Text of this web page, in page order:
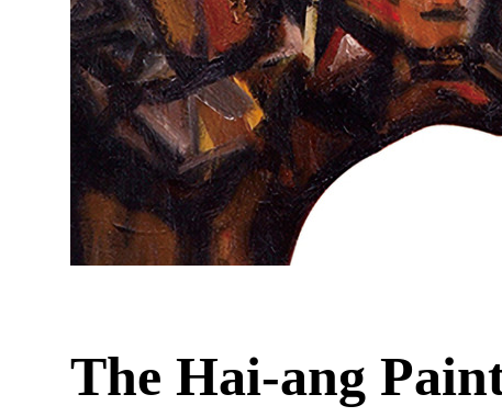
The Hai-ang